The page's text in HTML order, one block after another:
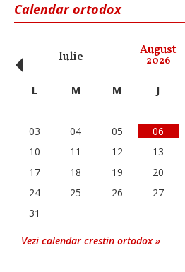
Calendar ortodox
Iulie August
2026
‹ L M M J
03
04 05 06
10
11 12 13
17
18 19 20
24
25 26 27
31
Vezi calendar crestin ortodox »